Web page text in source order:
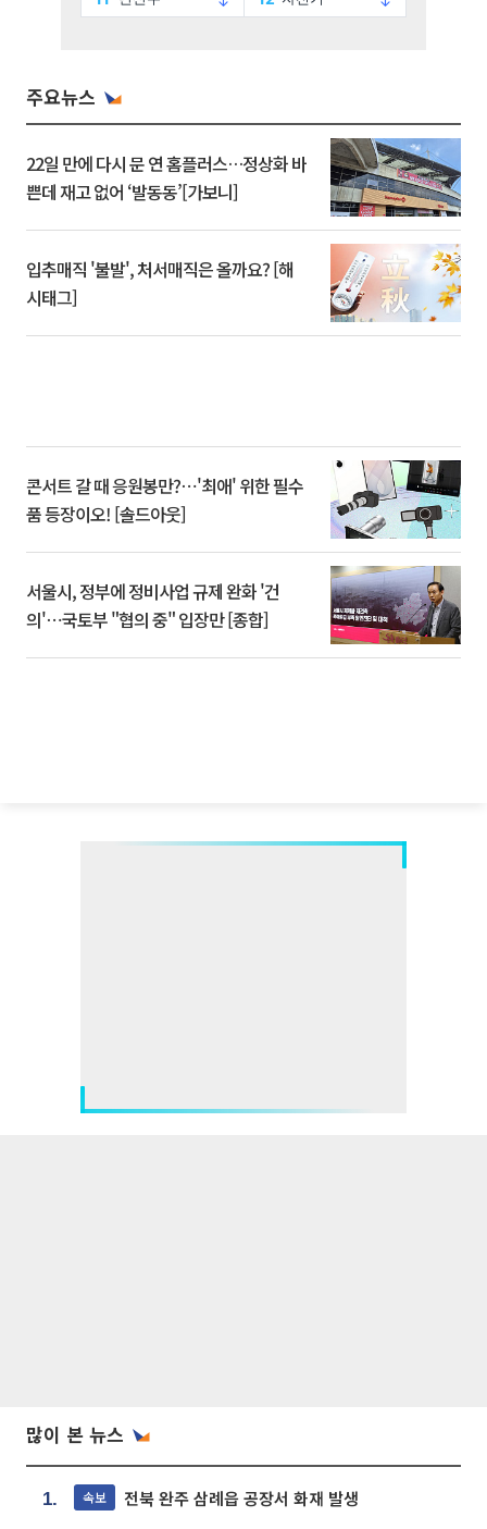
주요뉴스
22일 만에 다시 문 연 홈플러스…정상화 바
쁜데 재고 없어 ‘발동동’[가보니]
입추매직 '불발', 처서매직은 올까요? [해
시태그]
콘서트 갈 때 응원봉만?⋯'최애' 위한 필수
품 등장이오! [솔드아웃]
서울시, 정부에 정비사업 규제 완화 '건
의'⋯국토부 "협의 중" 입장만 [종합]
많이 본 뉴스
1. 속보 전북 완주 삼례읍 공장서 화재 발생